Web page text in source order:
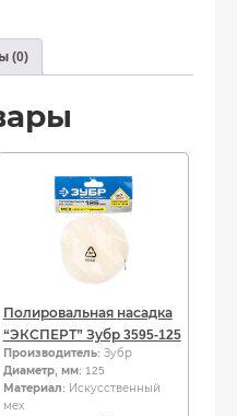
(0)
Полировальная насадка
“ЭКСПЕРТ” Зубр 3595-125
Производитель: Зубр
Диаметр, мм: 125
Материал: Искусственный
мех